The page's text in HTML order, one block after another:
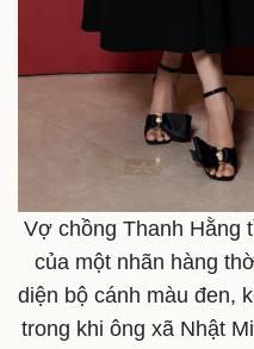
Vợ chồng Thanh Hằng
của một nhãn hàng
diện bộ cánh màu đen,
trong khi ông xã Nhật